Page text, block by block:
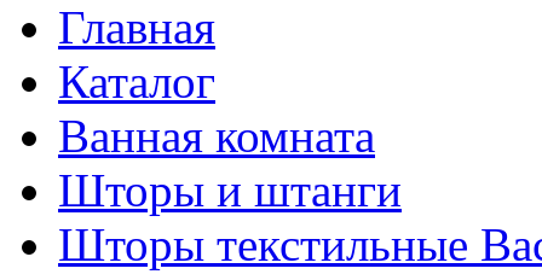
Главная
Каталог
Ванная комната
Шторы и штанги
Шторы текстильные